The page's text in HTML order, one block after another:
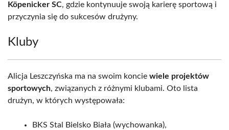
Köpenicker SC, gdzie kontynuuje swoją karierę sportową i
przyczynia się do sukcesów drużyny.
Kluby
Alicja Leszczyńska ma na swoim koncie wiele projektów
sportowych, związanych z różnymi klubami. Oto lista
drużyn, w których występowała:
BKS Stal Bielsko Biała (wychowanka),